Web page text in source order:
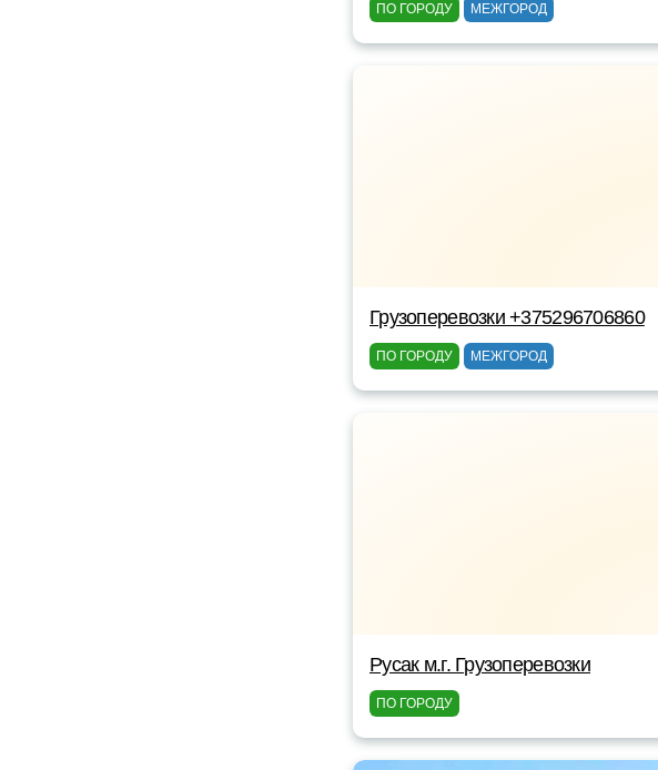
ПО ГОРОДУ МЕЖГОРОД
Грузоперевозки +375296706860
ПО ГОРОДУ МЕЖГОРОД
Русак м.г. Грузоперевозки
ПО ГОРОДУ